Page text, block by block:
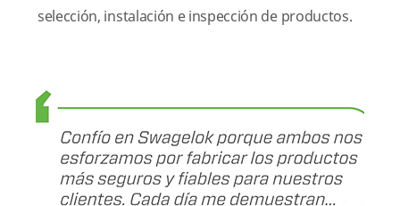
selección, instalación e inspección de productos.